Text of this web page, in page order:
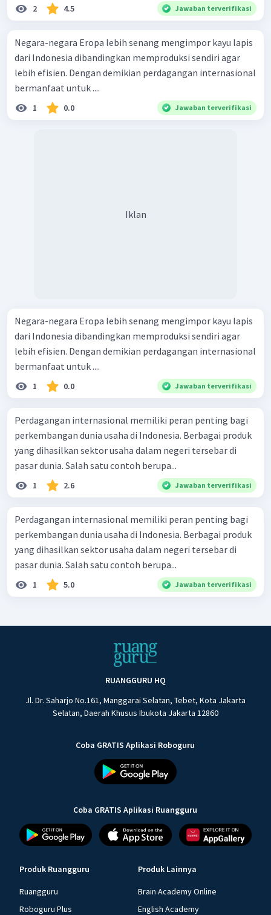
2 4.5 Jawaban terverifikasi
Negara-negara Eropa lebih senang mengimpor kayu lapis
dari Indonesia dibandingkan memproduksi sendiri agar
lebih efisien. Dengan demikian perdagangan internasional
bermanfaat untuk ....
1 0.0 Jawaban terverifikasi
Iklan
Negara-negara Eropa lebih senang mengimpor kayu lapis
dari Indonesia dibandingkan memproduksi sendiri agar
lebih efisien. Dengan demikian perdagangan internasional
bermanfaat untuk ....
1 0.0 Jawaban terverifikasi
Perdagangan internasional memiliki peran penting bagi
perkembangan dunia usaha di Indonesia. Berbagai produk
yang dihasilkan sektor usaha dalam negeri tersebar di
pasar dunia. Salah satu contoh berupa...
1 2.6 Jawaban terverifikasi
Perdagangan internasional memiliki peran penting bagi
perkembangan dunia usaha di Indonesia. Berbagai produk
yang dihasilkan sektor usaha dalam negeri tersebar di
pasar dunia. Salah satu contoh berupa...
1 5.0 Jawaban terverifikasi
RUANGGURU HQ
Jl. Dr. Saharjo No.161, Manggarai Selatan, Tebet, Kota Jakarta
Selatan, Daerah Khusus Ibukota Jakarta 12860
Coba GRATIS Aplikasi Roboguru
Coba GRATIS Aplikasi Ruangguru
Produk Ruangguru
Ruangguru
Roboguru Plus
Produk Lainnya
Brain Academy Online
English Academy